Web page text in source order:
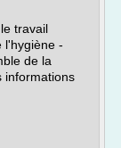
travail
l'hygiène -
de la
informations